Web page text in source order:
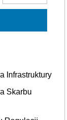
Infrastruktury
Skarbu